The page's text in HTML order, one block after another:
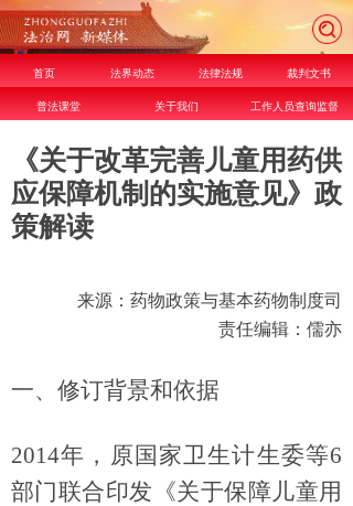
《关于改革完善儿童用药供
应保障机制的实施意见》政
策解读
来源：药物政策与基本药物制度司
责任编辑：儒亦
一、修订背景和依据
2014年，原国家卫生计生委等6
部门联合印发《关于保障儿童用
首页 法界动态 法律法规 裁判文书
普法课堂 关于我们 工作人员查询监督